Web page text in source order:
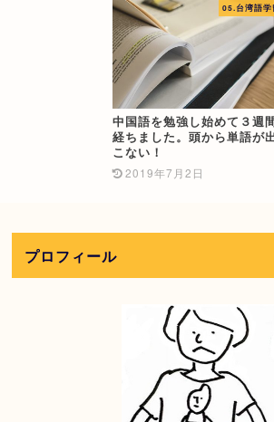
05.台湾語学
中国語を勉強し始めて３週
経ちました。頭から単語が
こない！
2019年7月2日
プロフィール